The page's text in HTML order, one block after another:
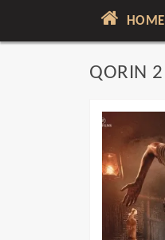
HOME
QORIN 2